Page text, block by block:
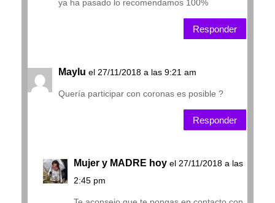
ya ha pasado lo recomendamos 100%
Responder
Maylu el 27/11/2018 a las 9:21 am
Quería participar con coronas es posible ?
Responder
Mujer y MADRE hoy el 27/11/2018 a las
2:45 pm